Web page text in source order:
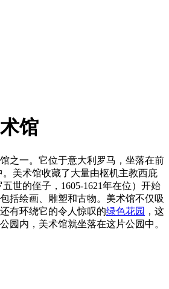
馆
之一。它位于意大利罗马，坐落在前
。美术馆收藏了大量由枢机主教西庇
世的侄子，1605-1621年在位）开始
括绘画、雕塑和古物。美术馆不仅吸
有环绕它的令人惊叹的绿色花园 ，这
园内，美术馆就坐落在这片公园中。